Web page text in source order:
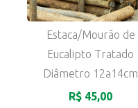
Estaca/Mourão de
Eucalipto Tratado
Diâmetro 12a14cm
R$ 45,00